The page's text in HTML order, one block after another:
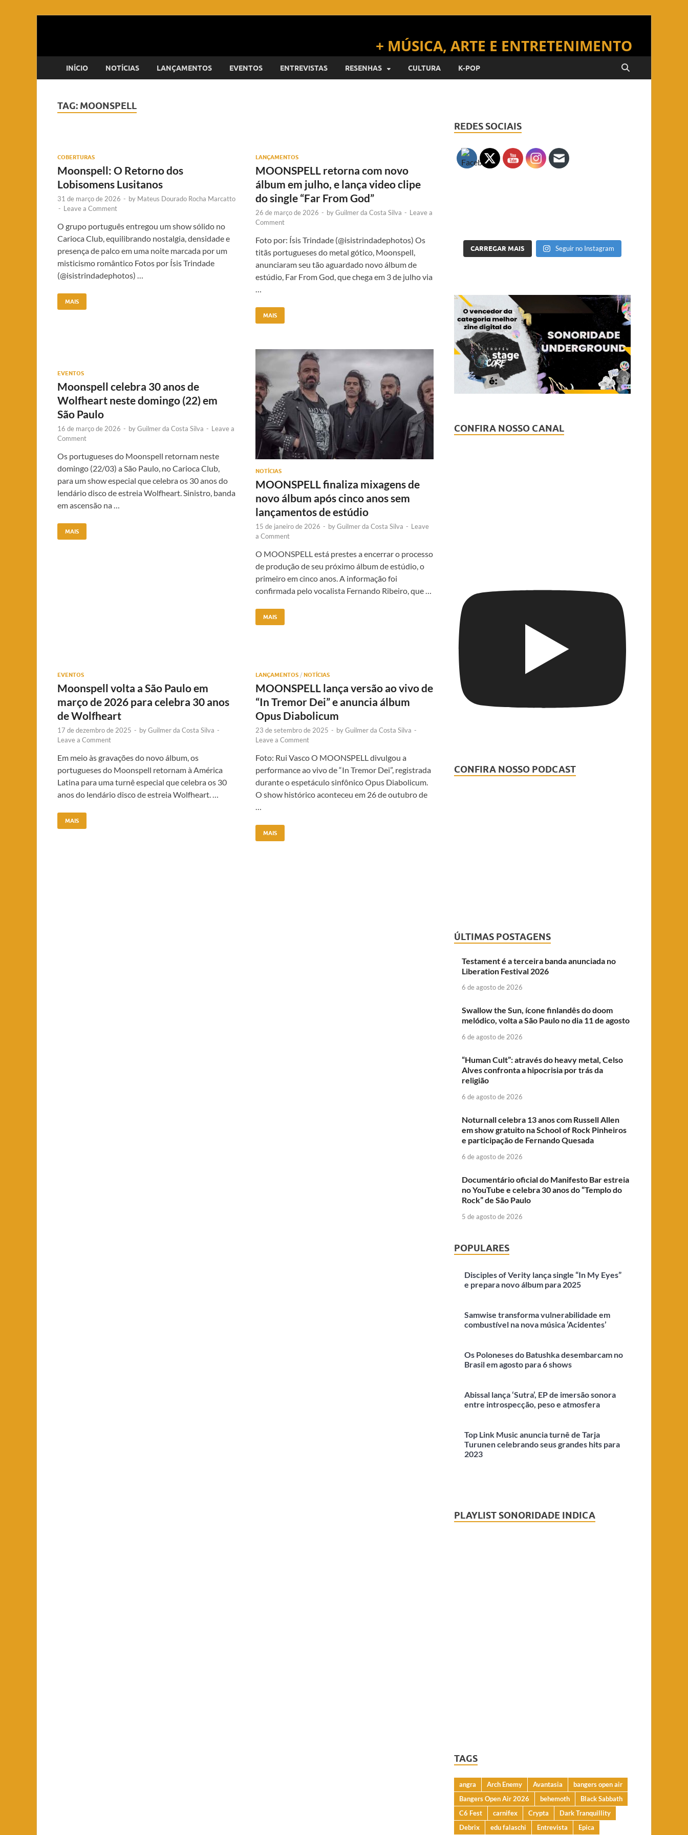
INÍCIO NOTÍCIAS LANÇAMENTOS EVENTOS ENTREVISTAS RESENHAS CULTURA K-POP
TAG: MOONSPELL
COBERTURAS
Moonspell: O Retorno dos
Lobisomens Lusitanos
31 de março de 2026 - by Mateus Dourado Rocha Marcatto
- Leave a Comment
O grupo português entregou um show sólido no
Carioca Club, equilibrando nostalgia, densidade e
presença de palco em uma noite marcada por um
misticismo romântico Fotos por Ísis Trindade
(@isistrindadephotos) …
MAIS
LANÇAMENTOS
MOONSPELL retorna com novo
álbum em julho, e lança video clipe
do single “Far From God”
26 de março de 2026 - byGuilmer da Costa Silva - Leave a
Comment
Foto por: Ísis Trindade (@isistrindadephotos) Os
titãs portugueses do metal gótico, Moonspell,
anunciaram seu tão aguardado novo álbum de
estúdio, Far From God, que chega em 3 de julho via
MAIS
EVENTOS
Moonspell celebra 30 anos de
Wolfheart neste domingo (22) em
São Paulo
16 de março de 2026 - byGuilmer da Costa Silva - Leave a
Comment
Os portugueses do Moonspell retornam neste
domingo (22/03) a São Paulo, no Carioca Club,
para um show especial que celebra os 30 anos do
lendário disco de estreia Wolfheart. Sinistro, banda
em ascensão na …
MAIS
NOTÍCIAS
MOONSPELL finaliza mixagens de
novo álbum após cinco anos sem
lançamentos de estúdio
15 de janeiro de 2026 - byGuilmer da Costa Silva - Leave
a Comment
O MOONSPELL está prestes a encerrar o processo
de produção de seu próximo álbum de estúdio, o
primeiro em cinco anos. A informação foi
confirmada pelo vocalista Fernando Ribeiro, que …
MAIS
EVENTOS
Moonspell volta a São Paulo em
março de 2026 para celebra 30 anos
de Wolfheart
17 de dezembro de 2025 - byGuilmer da Costa Silva -
Leave a Comment
Em meio às gravações do novo álbum, os
portugueses do Moonspell retornam à América
Latina para uma turnê especial que celebra os 30
anos do lendário disco de estreia Wolfheart. …
MAIS
LANÇAMENTOS / NOTÍCIAS
MOONSPELL lança versão ao vivo de
“In Tremor Dei” e anuncia álbum
Opus Diabolicum
23 de setembro de 2025 - byGuilmer da Costa Silva -
Leave a Comment
Foto: Rui Vasco O MOONSPELL divulgou a
performance ao vivo de “In Tremor Dei”, registrada
durante o espetáculo sinfônico Opus Diabolicum.
O show histórico aconteceu em 26 de outubro de
MAIS
REDES SOCIAIS
CARREGAR MAIS Seguir no Instagram
CONFIRA NOSSO CANAL
CONFIRA NOSSO PODCAST
ÚLTIMAS POSTAGENS
Testament é a terceira banda anunciada no
Liberation Festival 2026
6 de agosto de 2026
Swallow the Sun, ícone finlandês do doom
melódico, volta a São Paulo no dia 11 de agosto
6 de agosto de 2026
“Human Cult”: através do heavy metal, Celso
Alves confronta a hipocrisia por trás da
religião
6 de agosto de 2026
Noturnall celebra 13 anos com Russell Allen
em show gratuito na School of Rock Pinheiros
e participação de Fernando Quesada
6 de agosto de 2026
Documentário oficial do Manifesto Bar estreia
no YouTube e celebra 30 anos do “Templo do
Rock” de São Paulo
5 de agosto de 2026
POPULARES
Disciples of Verity lança single “In My Eyes”
e prepara novo álbum para 2025
Samwise transforma vulnerabilidade em
combustível na nova música ‘Acidentes’
Os Poloneses do Batushka desembarcam no
Brasil em agosto para 6 shows
Abissal lança ‘Sutra’, EP de imersão sonora
entre introspecção, peso e atmosfera
Top Link Music anuncia turnê de Tarja
Turunen celebrando seus grandes hits para
2023
PLAYLIST SONORIDADE INDICA
TAGS
angra Arch Enemy Avantasia
bangers open air
Bangers Open Air 2026
behemoth
Black Sabbath
C6 Fest
carnifex Crypta
Dark Tranquillity
Debrix
edu falaschi Entrevista Epica